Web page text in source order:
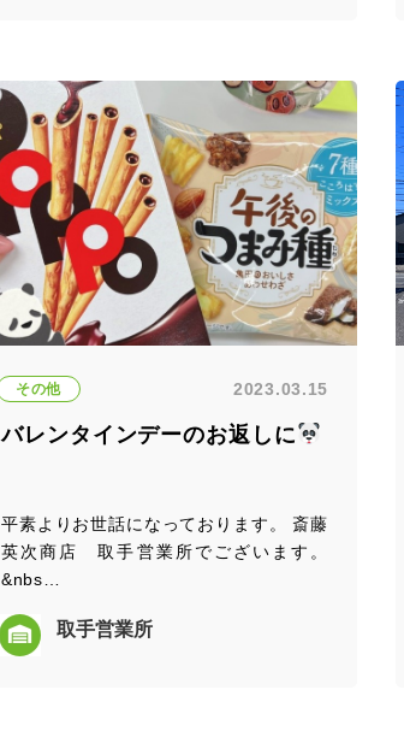
その他 2023.03.15
バレンタインデーのお返しに
平素よりお世話になっております。 斎藤
英次商店 取手営業所でございます。
&nbs…
取手営業所